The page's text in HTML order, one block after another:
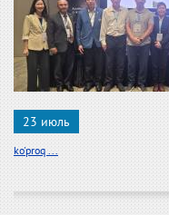
23 июль
ko'proq ...